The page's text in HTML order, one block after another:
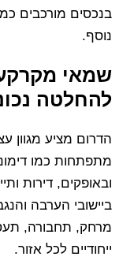
בנכסים מורכבים
נוסף.
שמאי
להחלטה
הדרום מציע מגוון
מתפתחות כמו
ובאופקים, דירות
ביישובי הערבה
מרחק, תחבורה,
ייחודיים לכל אזור.